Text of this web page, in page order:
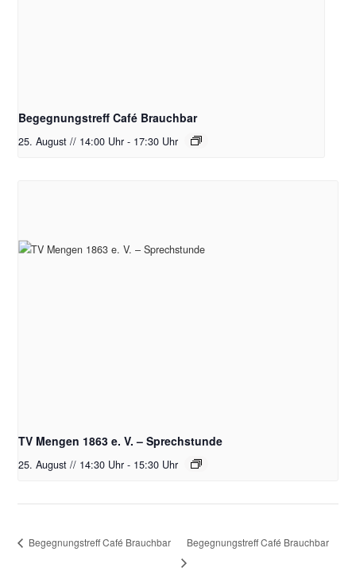
Begegnungstreff Café Brauchbar
25. August // 14:00 Uhr - 17:30 Uhr
TV Mengen 1863 e. V. – Sprechstunde
25. August // 14:30 Uhr - 15:30 Uhr
Begegnungstreff Café Brauchbar Begegnungstreff Café Brauchbar